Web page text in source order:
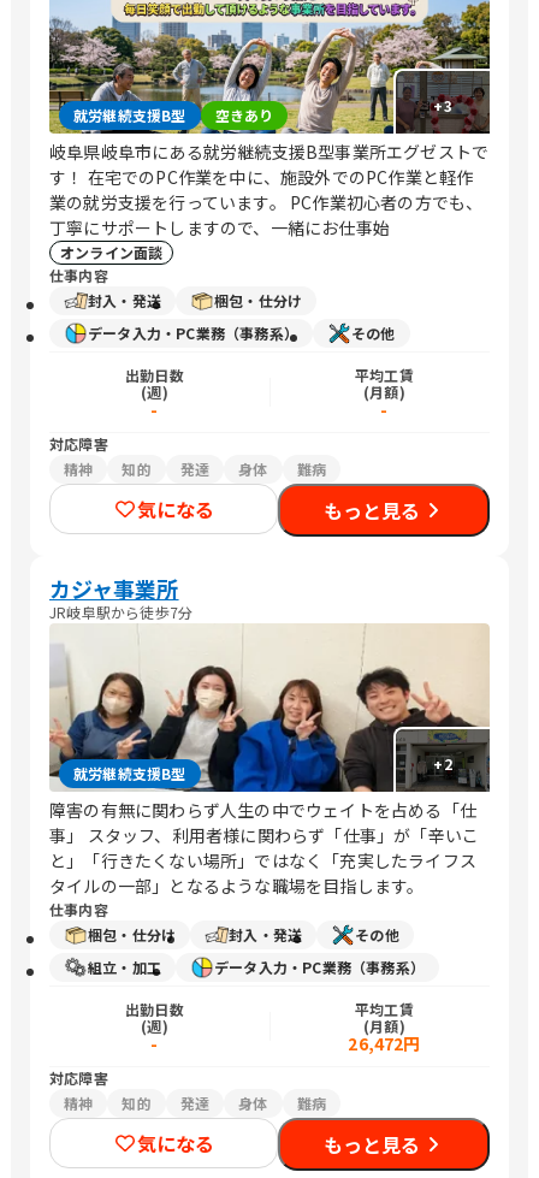
+3
就労継続支援B型 空きあり
岐阜県岐阜市にある就労継続支援B型事業所エグゼストで
す！ 在宅でのPC作業を中に、施設外でのPC作業と軽作
業の就労支援を行っています。 PC作業初心者の方でも、
丁寧にサポートしますので、一緒にお仕事始
オンライン面談
仕事内容
封入・発送
梱包・仕分け
データ入力・PC業務（事務系）
その他
出勤日数
(週)
-
平均工賃
(月額)
-
対応障害
精神
知的 発達 身体 難病
気になる もっと見る
カジャ事業所
JR岐阜駅から徒歩7分
+2
就労継続支援B型
障害の有無に関わらず人生の中でウェイトを占める「仕
事」 スタッフ、利用者様に関わらず「仕事」が「辛いこ
と」「行きたくない場所」ではなく「充実したライフス
タイルの一部」となるような職場を目指します。
仕事内容
梱包・仕分け
封入・発送
その他
組立・加工
データ入力・PC業務（事務系）
出勤日数
(週)
-
平均工賃
(月額)
26,472円
対応障害
精神
知的 発達 身体 難病
気になる もっと見る